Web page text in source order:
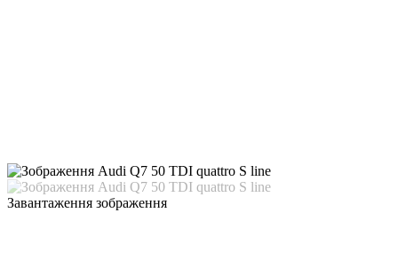
Завантаження зображення